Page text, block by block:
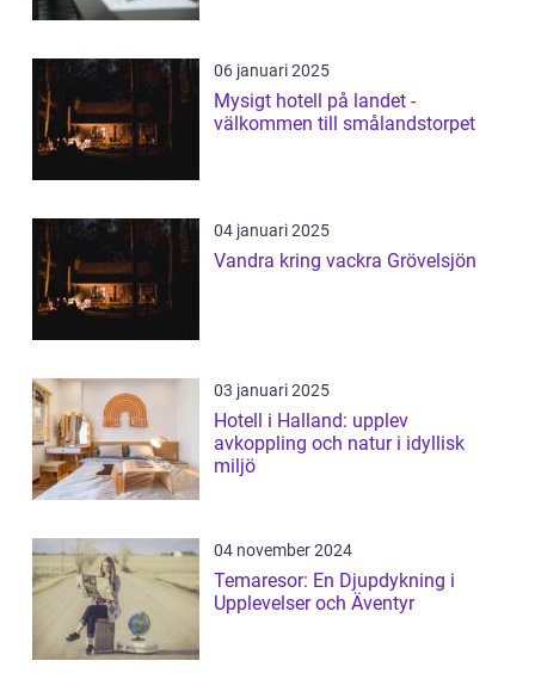
06 januari 2025
Mysigt hotell på landet -
välkommen till smålandstorpet
04 januari 2025
Vandra kring vackra Grövelsjön
03 januari 2025
Hotell i Halland: upplev
avkoppling och natur i idyllisk
miljö
04 november 2024
Temaresor: En Djupdykning i
Upplevelser och Äventyr